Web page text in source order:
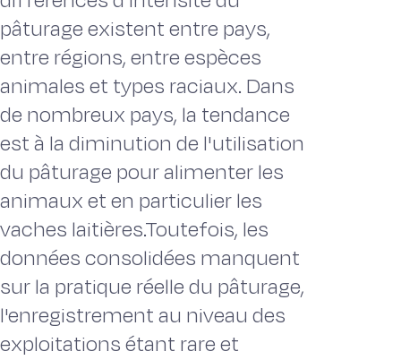
pâturage existent entre pays,
entre régions, entre espèces
animales et types raciaux. Dans
de nombreux pays, la tendance
est à la diminution de l'utilisation
du pâturage pour alimenter les
animaux et en particulier les
vaches laitières.Toutefois, les
données consolidées manquent
sur la pratique réelle du pâturage,
l'enregistrement au niveau des
exploitations étant rare et